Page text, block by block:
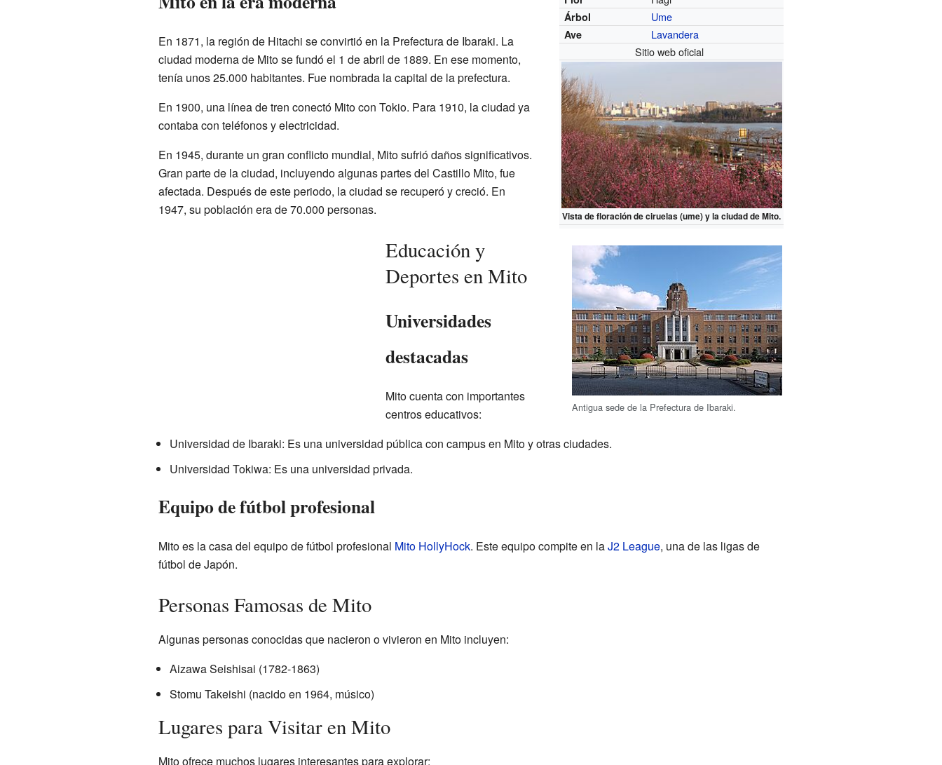
Árbol Ume
Ave
Lavandera
Sitio web oficial
Vista de floración de ciruelas (ume) y la ciudad de Mito.
Antigua sede de la Prefectura de Ibaraki.
En 1871, la región de Hitachi se convirtió en la Prefectura de Ibaraki. La
ciudad moderna de Mito se fundó el 1 de abril de 1889. En ese momento,
tenía unos 25.000 habitantes. Fue nombrada la capital de la prefectura.
En 1900, una línea de tren conectó Mito con Tokio. Para 1910, la ciudad ya
contaba con teléfonos y electricidad.
En 1945, durante un gran conflicto mundial, Mito sufrió daños significativos.
Gran parte de la ciudad, incluyendo algunas partes del Castillo Mito, fue
afectada. Después de este periodo, la ciudad se recuperó y creció. En
1947, su población era de 70.000 personas.
Educación y
Deportes en Mito
Universidades
destacadas
Mito cuenta con importantes
centros educativos:
Universidad de Ibaraki: Es una universidad pública con campus en Mito y otras ciudades.
Universidad Tokiwa: Es una universidad privada.
Equipo de fútbol profesional
Mito es la casa del equipo de fútbol profesional Mito HollyHock. Este equipo compite en laJ2 League, una de las ligas de
fútbol de Japón.
Personas Famosas de Mito
Algunas personas conocidas que nacieron o vivieron en Mito incluyen:
Aizawa Seishisai (1782-1863)
Stomu Takeishi (nacido en 1964, músico)
Lugares para Visitar en Mito
Mito ofrece muchos lugares interesantes para explorar: